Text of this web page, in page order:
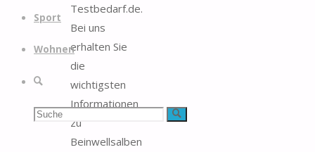
Sport
Wohnen
Suche
Suchen Suche
Testbedarf.de.
Bei uns
erhalten Sie
die
wichtigsten
Informationen
zu
Beinwellsalben